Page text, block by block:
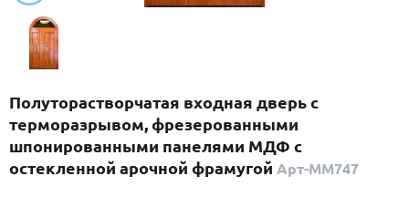
С реечным дизайном (29)
ПО НАЗНАЧЕНИЮ
ПО КОНСТРУКЦИИ
Популярные двери
Полуторастворчатая входная дверь с
терморазрывом, фрезерованными
шпонированными панелями МДФ с
остекленной арочной фрамугой Арт-ММ747